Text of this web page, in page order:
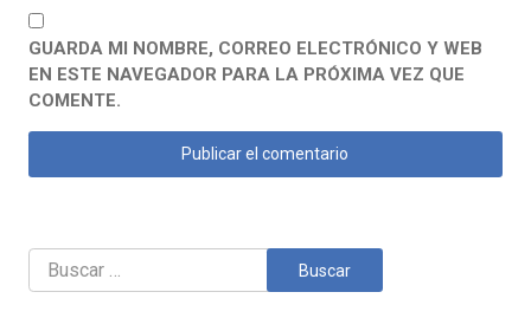
GUARDA MI NOMBRE, CORREO ELECTRÓNICO Y WEB
EN ESTE NAVEGADOR PARA LA PRÓXIMA VEZ QUE
COMENTE.
Buscar: